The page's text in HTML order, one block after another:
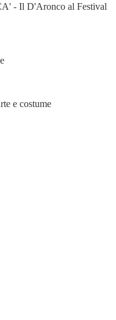
- Il D'Aronco al Festival
e costume